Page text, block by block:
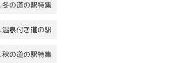
.冬の道の駅特集
.温泉付き道の駅
.秋の道の駅特集